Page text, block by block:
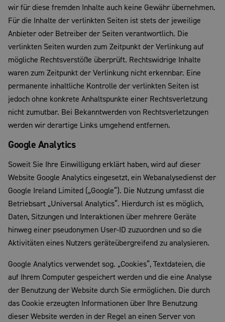
wir für diese fremden Inhalte auch keine Gewähr übernehmen.
Für die Inhalte der verlinkten Seiten ist stets der jeweilige
Anbieter oder Betreiber der Seiten verantwortlich. Die
verlinkten Seiten wurden zum Zeitpunkt der Verlinkung auf
mögliche Rechtsverstöße überprüft. Rechtswidrige Inhalte
waren zum Zeitpunkt der Verlinkung nicht erkennbar. Eine
permanente inhaltliche Kontrolle der verlinkten Seiten ist
jedoch ohne konkrete Anhaltspunkte einer Rechtsverletzung
nicht zumutbar. Bei Bekanntwerden von Rechtsverletzungen
werden wir derartige Links umgehend entfernen.
Google Analytics
Soweit Sie Ihre Einwilligung erklärt haben, wird auf dieser
Website Google Analytics eingesetzt, ein Webanalysedienst der
Google Ireland Limited („Google“). Die Nutzung umfasst die
Betriebsart „Universal Analytics“. Hierdurch ist es möglich,
Daten, Sitzungen und Interaktionen über mehrere Geräte
hinweg einer pseudonymen User-ID zuzuordnen und so die
Aktivitäten eines Nutzers geräteübergreifend zu analysieren.
Google Analytics verwendet sog. „Cookies“, Textdateien, die
auf Ihrem Computer gespeichert werden und die eine Analyse
der Benutzung der Website durch Sie ermöglichen. Die durch
das Cookie erzeugten Informationen über Ihre Benutzung
dieser Website werden in der Regel an einen Server von